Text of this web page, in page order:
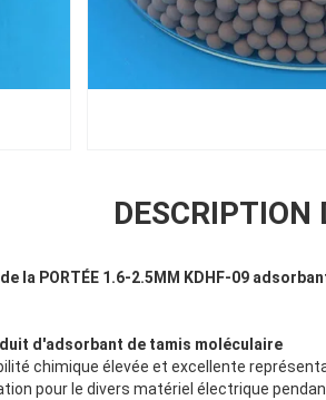
DESCRIPTION
la PORTÉE 1.6-2.5MM KDHF-09
d'adsorbant de tamis moléculaire
chimique élevée et excellente
pour le divers matériel électrique